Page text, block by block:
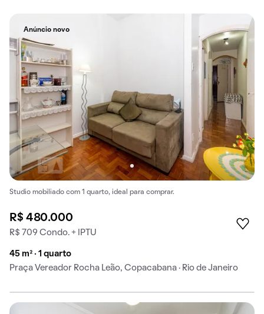
Anúncio novo
Studio mobiliado com 1 quarto, ideal para comprar.
R$ 480.000
R$ 709 Condo. + IPTU
45 m² · 1 quarto
Praça Vereador Rocha Leão, Copacabana · Rio de Janeiro